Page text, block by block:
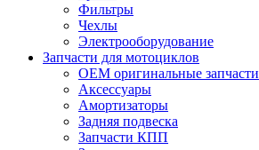
Фильтры
Чехлы
Электрооборудование
Запчасти для мотоциклов
OEM оригинальные запчасти
Аксессуары
Амортизаторы
Задняя подвеска
Запчасти КПП